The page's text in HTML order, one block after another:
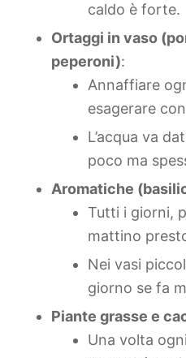
caldo è forte.
Ortaggi in vaso
peperoni):
Annaffiare
esagerare
L’acqua va
poco ma
Aromatiche
Tutti i giorni,
mattino
Nei vasi
giorno se fa
Piante grasse e
Una volta